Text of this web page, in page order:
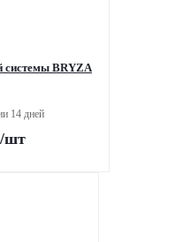
системы BRYZA
14 дней
/шт